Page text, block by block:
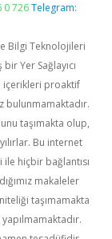
0 726 Telegram:
Bilgi Teknolojileri
Yer Sağlayıcı
içerikleri proaktif
bulunmamaktadır.
taşımakta olup,
Bu internet
hiçbir bağlantısı
makaleler
taşımamakta